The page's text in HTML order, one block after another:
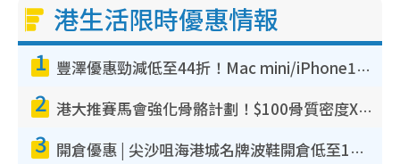
港生活限時優惠情報
1 豐澤優惠勁減低至44折！Mac mini/iPhone17Pro大減價！廚房家電$220起
2 港大推賽馬會強化骨骼計劃！$100骨質密度X光檢查 完成免費運動訓練送超市禮券！附參加資格
3 開倉優惠 | 尖沙咀海港城名牌波鞋開倉低至1折！On鞋$899起／Joy&Peace鞋履$98起